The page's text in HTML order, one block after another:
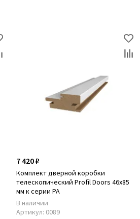
7 420 ₽
Комплект дверной коробки
телескопический Profil Doors 46x85
мм к серии PA
В наличии
Артикул: 0089